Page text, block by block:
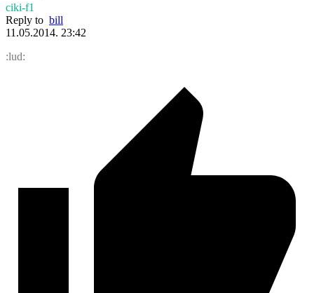
ciki-f1
Reply to bill
11.05.2014. 23:42
:lud: